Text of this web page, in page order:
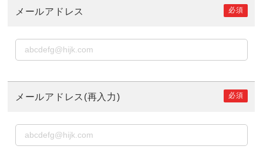
メールアドレス 必須
メールアドレス(再入力) 必須